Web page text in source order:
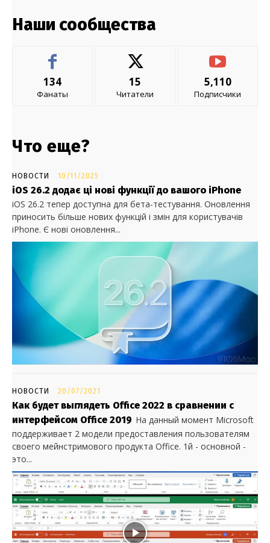
Наши сообщества
134
Фанаты
15
Читатели
5,110
Подписчики
Что еще?
НОВОСТИ 10/11/2025
iOS 26.2 додає ці нові функції до вашого iPhone
iOS 26.2 тепер доступна для бета-тестування. Оновлення
приносить більше нових функцій і змін для користувачів
iPhone. Є нові оновлення...
НОВОСТИ 20/07/2021
Как будет выглядеть Office 2022 в сравнении с
интерфейсом Office 2019 На данный момент Microsoft
поддерживает 2 модели предоставления пользователям
своего мейнстримового продукта Office. 1й - основной -
это...